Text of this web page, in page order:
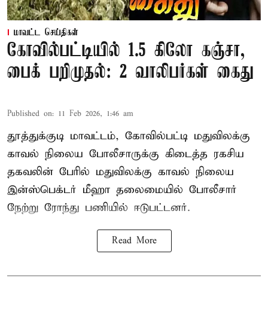
மாவட்ட செய்திகள்
கோவில்பட்டியில் 1.5 கிலோ கஞ்சா,
பைக் பறிமுதல்: 2 வாலிபர்கள் கைது
Published on: 11 Feb 2026, 1:46 am
தூத்துக்குடி மாவட்டம், கோவில்பட்டி மதுவிலக்கு
காவல் நிலைய போலீசாருக்கு கிடைத்த ரகசிய
தகவலின் பேரில் மதுவிலக்கு காவல் நிலைய
இன்ஸ்பெக்டர் மீஹா தலைமையில் போலீசார்
நேற்று ரோந்து பணியில் ஈடுபட்டனர்.
Read More